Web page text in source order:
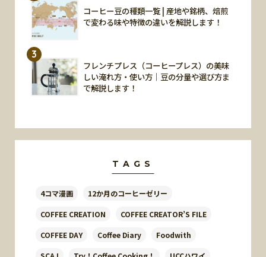
コーヒー豆の種類一覧 | 産地や銘柄、焙煎
で変わる味や特徴の違いを解説します！
3
フレンチプレス（コーヒープレス）の美味
しい淹れ方・使い方｜豆の分量や選び方ま
で解説します！
TAGS
4コマ漫画 12か月のコーヒーゼリー
COFFEE CREATION COFFEE CREATOR’S FILE
COFFEE DAY Coffee Diary Foodwith